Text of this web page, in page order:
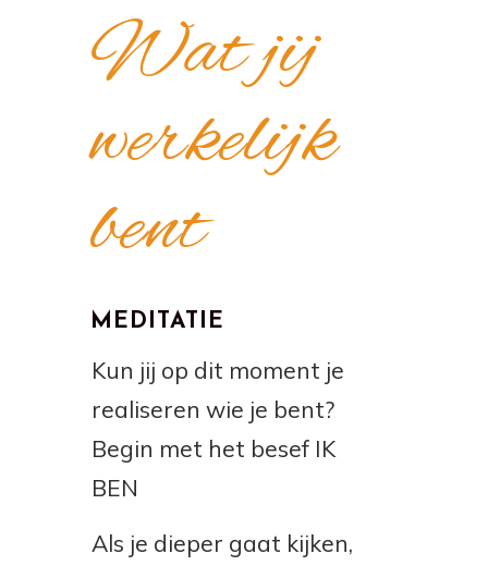
Wat jij
werkelijk
bent
MEDITATIE
Kun jij op dit moment je
realiseren wie je bent?
Begin met het besef IK
BEN
Als je dieper gaat kijken,